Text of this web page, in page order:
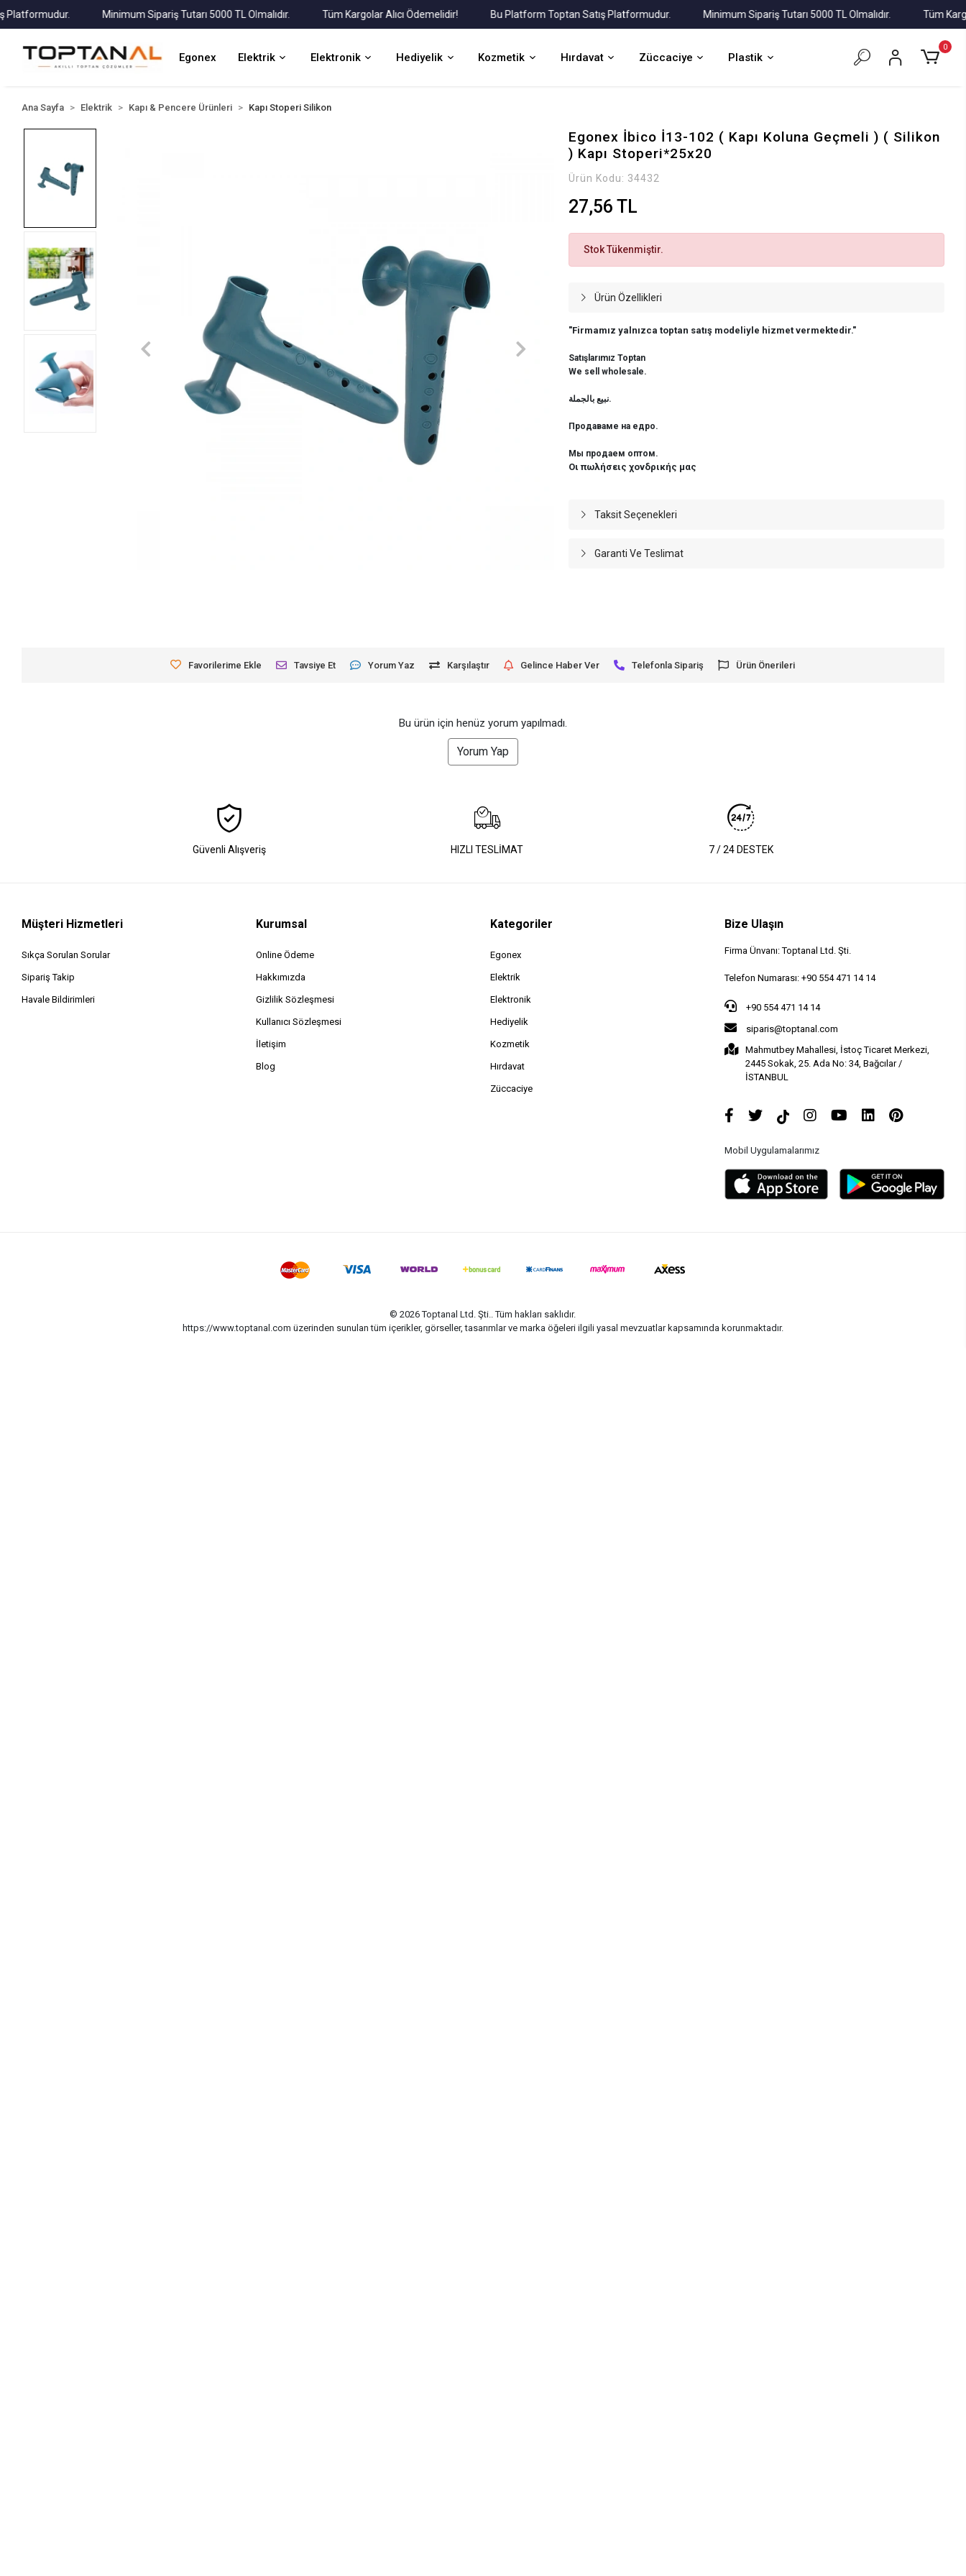
Minimum Sipariş Tutarı 5000 TL Olmalıdır. Tüm Kargolar Alıcı Ödemelidir! Bu Platform Toptan Satış Platformudur. Minimum Sipariş Tutarı 5000 TL Olmalıdır. Tüm
Egonex Elektrik Elektronik Hediyelik Kozmetik Hırdavat Züccaciye Plastik
0
Ana Sayfa Elektrik Kapı & Pencere Ürünleri Kapı Stoperi Silikon
Egonex İbico İ13-102 ( Kapı Koluna Geçmeli ) ( Silikon
) Kapı Stoperi*25x20
Ürün Kodu: 34432
27,56 TL
Stok Tükenmiştir.
Ürün Özellikleri
"Firmamız yalnızca toptan satış modeliyle hizmet vermektedir."
Satışlarımız Toptan
We sell wholesale.
نبيع بالجملة.
Продаваме на едро.
Мы продаем оптом.
Οι πωλήσεις χονδρικής μας
Taksit Seçenekleri
Garanti Ve Teslimat
Favorilerime Ekle Tavsiye Et Yorum Yaz Karşılaştır Gelince Haber Ver Telefonla Sipariş Ürün Önerileri
Bu ürün için henüz yorum yapılmadı.
Yorum Yap
Güvenli Alışveriş HIZLI TESLİMAT 7 / 24 DESTEK
Müşteri Hizmetleri
Sıkça Sorulan Sorular
Sipariş Takip
Havale Bildirimleri
Kurumsal
Online Ödeme
Hakkımızda
Gizlilik Sözleşmesi
Kullanıcı Sözleşmesi
İletişim
Blog
Kategoriler
Egonex
Elektrik
Elektronik
Hediyelik
Kozmetik
Hırdavat
Züccaciye
Bize Ulaşın
Firma Ünvanı: Toptanal Ltd. Şti.
Telefon Numarası: +90 554 471 14 14
+90 554 471 14 14
siparis@toptanal.com
Mahmutbey Mahallesi, İstoç Ticaret Merkezi,
2445 Sokak, 25. Ada No: 34, Bağcılar /
İSTANBUL
Mobil Uygulamalarımız
© 2026 Toptanal Ltd. Şti.. Tüm hakları saklıdır.
https://www.toptanal.com üzerinden sunulan tüm içerikler, görseller, tasarımlar ve marka öğeleri ilgili yasal mevzuatlar kapsamında korunmaktadır.